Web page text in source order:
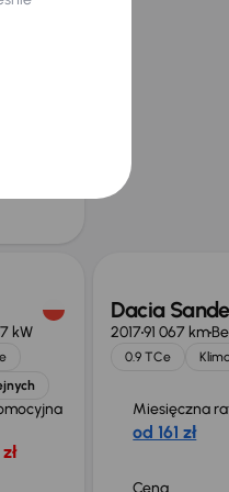
kW
Dacia
201791 067 km
0.9 TCe
Miesięczna
od 161 zł
Cena